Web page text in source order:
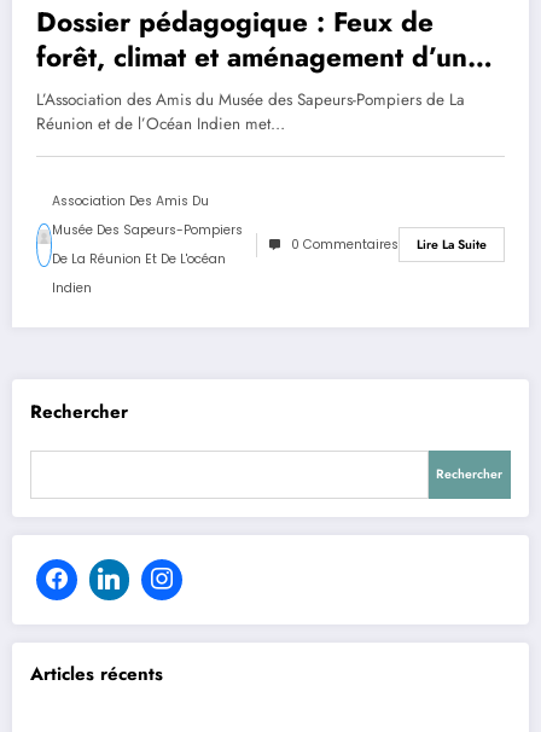
Dossier pédagogique : Feux de
forêt, climat et aménagement d’un
territoire ultramarin
L’Association des Amis du Musée des Sapeurs-Pompiers de La
Réunion et de l’Océan Indien met…
Association Des Amis Du
Musée Des Sapeurs-Pompiers
De La Réunion Et De L'océan
Indien
0 Commentaires Lire La Suite
Rechercher
Rechercher
Articles récents